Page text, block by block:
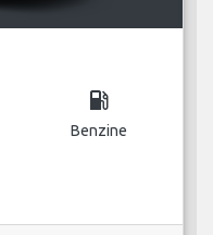
local_gas_station
Benzine